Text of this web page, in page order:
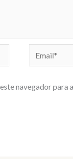
Email*
navegador para